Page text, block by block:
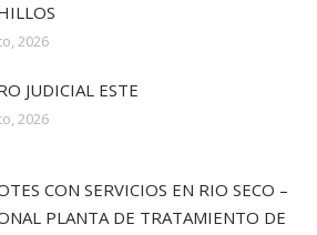
2026
JUDICIAL ESTE
2026
CON SERVICIOS EN RIO SECO –
PLANTA DE TRATAMIENTO DE